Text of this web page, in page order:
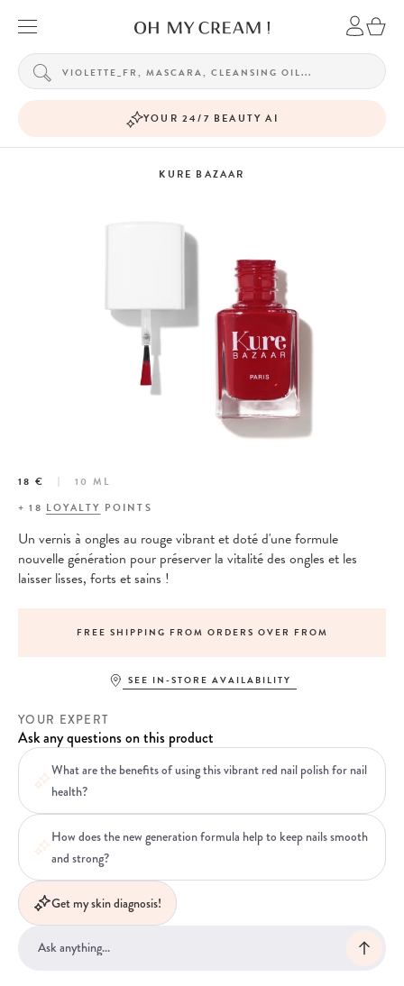
YOUR 24/7 BEAUTY AI
KURE BAZAAR
18 €
10 ML
+18 LOYALTY POINTS
Un vernis à ongles au rouge vibrant et doté d'une formule
nouvelle génération pour préserver la vitalité des ongles et les
laisser lisses, forts et sains !
FREE SHIPPING FROM ORDERS OVER FROM
SEE IN-STORE AVAILABILITY
YOUR EXPERT
Ask any questions on this product
What are the benefits of using this vibrant red nail polish for nail
health?
How does the new generation formula help to keep nails smooth
and strong?
Get my skin diagnosis!